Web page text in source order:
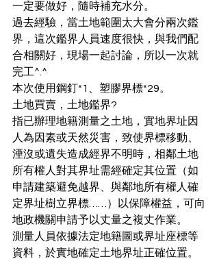
一定要做好，隨時補充水分。
過去經驗，當土地範圍太大會分兩次鑑
界，這次鑑界人員速度很快，與我們配
合相關好，現場一起討論，所以一次就
完工^.^
本次使用鋼釘*1、塑膠界標*29。
土地買賣，土地鑑界?
指已辦理地籍測量之土地，實地界址因
人為因素或天然災害，致使界標移動、
湮沒或遺失造成經界不明時，相鄰土地
所有權人對其界址需經確定其位置（如
申請建築避免越界、與鄰地所有權人確
定界址樹立界標……）以保障權益，可向
地政機關申請予以丈量之複丈作業。
測量人員依據法定地籍圖或界址座標等
資料，於實地確定土地界址正確位置。